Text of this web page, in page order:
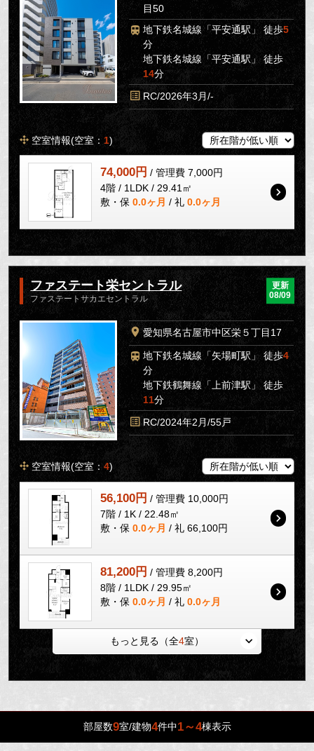
目50
地下鉄名城線「平安通駅」 徒歩5
分
地下鉄名城線「平安通駅」 徒歩
14分
RC/2026年3月/-
空室情報(空室： 1)
74,000円 / 管理費 7,000円
4階 / 1LDK / 29.41㎡
敷・保 0.0ヶ月 / 礼 0.0ヶ月
ファステート栄セントラル
ファステートサカエセントラル
更新
08/09
愛知県名古屋市中区栄５丁目17
地下鉄名城線「矢場町駅」 徒歩4
分
地下鉄鶴舞線「上前津駅」 徒歩
11分
RC/2024年2月/55戸
空室情報(空室：4)
56,100円 / 管理費 10,000円
7階 / 1K / 22.48㎡
敷・保 0.0ヶ月 / 礼 66,100円
81,200円 / 管理費 8,200円
8階 / 1LDK / 29.95㎡
敷・保 0.0ヶ月 / 礼 0.0ヶ月
もっと見る（全4室）
部屋数9室/建物4件中1～4棟表示